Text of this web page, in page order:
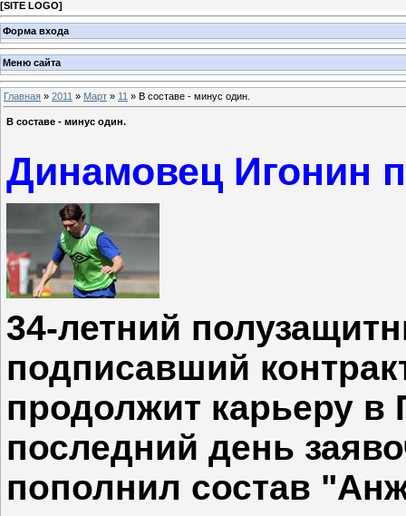
[SITE LOGO]
Форма входа
Меню сайта
Главная » 2011 » Март » 11 » В составе - минус один.
В составе - минус один.
Динамовец Игонин
34-летний
подписавший
продолжит карьеру в
последний день
пополнил состав